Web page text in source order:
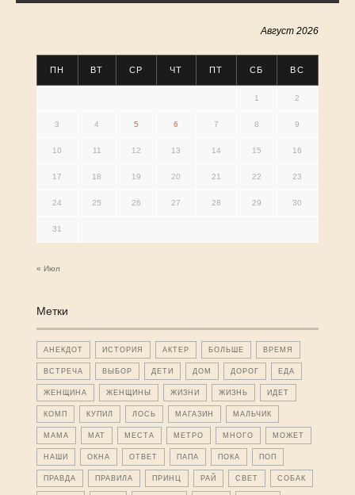
Август 2026
ПН ВТ СР ЧТ ПТ СБ ВС
1 2
3 4 5 6 7 8 9
10 11 12 13 14 15 16
17 18 19 20 21 22 23
24 25 26 27 28 29 30
31
« Июл
Метки
АНЕКДОТ ИСТОРИЯ АКТЕР БОЛЬШЕ ВРЕМЯ
ВСТРЕЧА ВЫБОР ДЕТИ ДОМ ДОРОГ ЕДА
ЖЕНЩИНА ЖЕНЩИНЫ ЖИЗНИ ЖИЗНЬ ИДЕТ
КОМП КУПИЛ ЛОСЬ МАГАЗИН МАЛЬЧИК
МАМА МАТ МЕСТА МЕТРО МНОГО МОЖЕТ
НАШИ ОКНА ОТВЕТ ПАПА ПОКА ПОП
ПРАВДА ПРАВИЛА ПРИНЦ РАЙ СВЕТ СОБАК